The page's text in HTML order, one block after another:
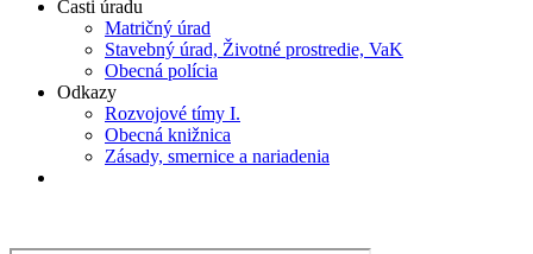
Časti úradu
Matričný úrad
Stavebný úrad, Životné prostredie, VaK
Obecná polícia
Odkazy
Rozvojové tímy I.
Obecná knižnica
Zásady, smernice a nariadenia